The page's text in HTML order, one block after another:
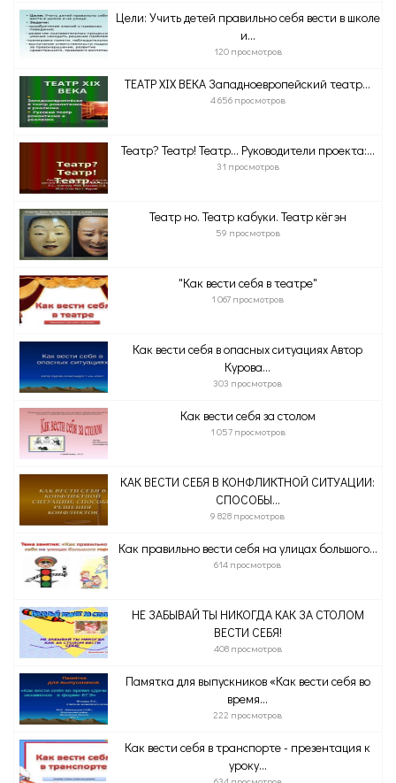
Цели: Учить детей правильно себя вести в школе
и...
120 просмотров
ТЕАТР XIX ВЕКА Западноевропейский театр...
4 656 просмотров
Театр? Театр! Театр… Руководители проекта:...
31 просмотров
Театр но. Театр кабуки. Театр кёгэн
59 просмотров
"Как вести себя в театре"
1 067 просмотров
Как вести себя в опасных ситуациях Автор
Курова...
303 просмотров
Как вести себя за столом
1 057 просмотров
КАК ВЕСТИ СЕБЯ В КОНФЛИКТНОЙ СИТУАЦИИ:
СПОСОБЫ...
9 828 просмотров
Как правильно вести себя на улицах большого...
614 просмотров
НЕ ЗАБЫВАЙ ТЫ НИКОГДА КАК ЗА СТОЛОМ
ВЕСТИ СЕБЯ!
408 просмотров
Памятка для выпускников «Как вести себя во
время...
222 просмотров
Как вести себя в транспорте - презентация к
уроку...